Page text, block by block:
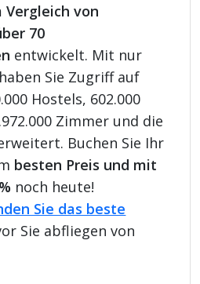
Vergleich von
70
entwickelt. Mit nur
Sie Zugriff auf
Hostels, 602.000
Zimmer und die
Buchen Sie Ihr
besten Preis und mit
noch heute!
Sie das beste
Sie abfliegen von